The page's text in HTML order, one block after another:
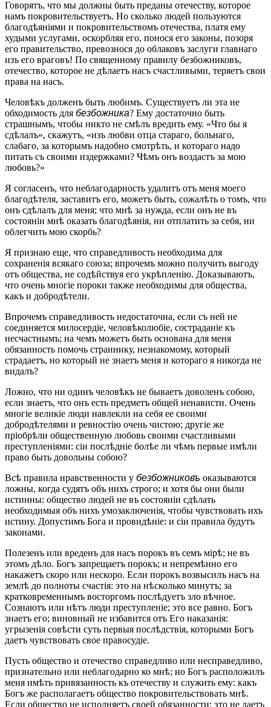
Говорятъ, что мы должны быть преданы отечеству, которое
намъ покровительствуетъ. Но сколько людей пользуются
благодѣяніями и покровительствомъ отечества, платя ему
худыми услугами, оскорбляя его, понося его законы, позоря
его правительство, превознося до облаковъ заслуги главнаго
изъ его враговъ! По священному правилу безбожниковъ,
отечество, которое не дѣлаетъ насъ счастливыми, теряетъ свои
права на насъ.
Человѣкъ долженъ быть любимъ. Существуетъ ли эта не
обходимость для безбожника? Ему достаточно быть
страшнымъ, чтобы никто не смѣлъ вредить ему. «Что бы я
сдѣлалъ», скажутъ, «изъ любви отца стараго, больнаго,
слабаго, за которымъ надобно смотрѣть, и котораго надо
питать съ своими издержками? Чѣмъ онъ воздастъ за мою
любовь?»
Я согласенъ, что неблагодарность удалитъ отъ меня моего
благодѣтеля, заставитъ его, можетъ быть, сожалѣть о томъ, что
онъ сдѣлалъ для меня; что мнѣ за нужда, если онъ не въ
состояніи мнѣ оказать благодѣянія, ни отплатить за себя, ни
облегчить мою скорбь?
Я признаю еще, что справедливость необходима для
сохраненія всякаго союза; впрочемъ можно получить выгоду
отъ общества, не содѣйствуя его укрѣпленію. Доказываютъ,
что очень многіе пороки также необходимы для общества,
какъ и добродѣтели.
Впрочемъ справедливость недостаточна, если съ ней не
соединяется милосердіе, человѣколюбіе, состраданіе къ
несчастнымъ; на чемъ можетъ быть основана для меня
обязанность помочь страннику, незнакомому, который
страдаетъ, но который не знаетъ меня и котораго я никогда не
видалъ?
Ложно, что ни одинъ человѣкъ не бываетъ доволенъ собою,
если знаетъ, что онъ есть предметъ общей ненависти. Очень
многіе великіе люди навлекли на себя ее своими
добродѣтелями и ревностію очень чистою; другіе же
пріобрѣли общественную любовь своими счастливыми
преступленіями: сіи послѣдніе болѣе ли чѣмъ первые имѣли
право быть довольны собою?
Всѣ правила нравственности у безбожниковъ оказываются
ложны, когда судятъ объ нихъ строго; и хотя бы они были
истинны: общество людей не въ состояніи сдѣлать
необходимыя объ нихъ умозаключенія, чтобы чувствовать ихъ
истину. Допустимъ Бога и провидѣніе: и сіи правила будутъ
законами.
Полезенъ или вреденъ для насъ порокъ въ семъ мірѣ; не въ
этомъ дѣло. Богъ запрещаетъ порокъ; и непремѣнно его
накажетъ скоро или нескоро. Если порокъ возвысилъ насъ на
землѣ до полноты счастія: это на нѣсколько минутъ; за
кратковременнымъ восторгомъ послѣдуетъ зло вѣчное.
Сознаютъ или нѣтъ люди преступленіе; это все равно. Богъ
знаетъ его; виновный не избавится отъ Его наказанія:
угрызенія совѣсти суть первыя послѣдствія, которыми Богъ
даетъ чувствовать свое правосудіе.
Пусть общество и отечество справедливо или несправедливо,
признательно или неблагодарно ко мнѣ; но Богъ расположилъ
меня имѣть привязанность къ отечеству и служить ему: какъ
Богъ же располагаетъ общество покровительствовать мнѣ.
Если общество не исполняетъ своей обязанности: это не даетъ